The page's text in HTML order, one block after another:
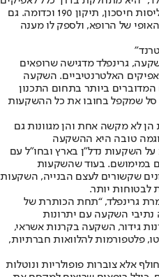
כמו תיק השקעות, גמל להשקעה, פוליסות חיסכון, תיקון 190 וכדומה. גם
של הרופא, ולספק לו מענה
גרינפלד מדגישה שרופאים
האלטרנטיביים. השקעה
ביותר בתחום התכנון
סל שמקפל בחובו את כל ההשקעות
הן לא מקשה אחת והן מגוונות גם
טובה היא ההשקעה
השקעות נדל”ן בארץ ובחו”ל עם
במימושם. בעוד שהשקעות
שקשורים לעצם הבנייה, השקעות
יותר.
גרינפלד, “תחת הכותרת של
נתיבי השקעה עם יתרונות
גידור, השקעה בקרנות אשראי,
פלטפורמות להלוואות חברתיות,
אלא צוברות פופולריות ונוטלות